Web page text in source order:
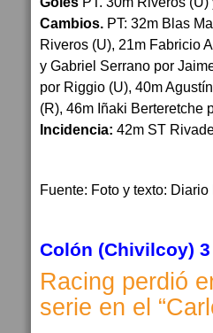
Cambios. PT: 32m Blas
Riveros (U), 21m Fabricio
y Gabriel Serrano por
por Riggio (U), 40m
(R), 46m Iñaki Berteretche
Incidencia: 42m ST
Fuente: Foto y texto: Diario
Colón (Chivilcoy) 3
Racing perdió
serie en el